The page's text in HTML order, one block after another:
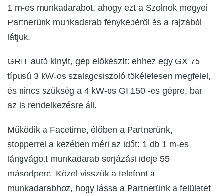
1 m-es munkadarabot, ahogy ezt a Szolnok megyei
Partnerünk munkadarab fényképéről és a rajzából
látjuk.
GRIT autó kinyit, gép előkészít: ehhez egy GX 75
típusú 3 kW-os szalagcsiszoló tökéletesen megfelel,
és nincs szükség a 4 kW-os GI 150 -es gépre, bár
az is rendelkezésre áll.
Működik a Facetime, élőben a Partnerünk,
stopperrel a kezében méri az időt: 1 db 1 m-es
lángvágott munkadarab sorjázási ideje 55
másodperc. Közel visszük a telefont a
munkadarabhoz, hogy lássa a Partnerünk a felületet